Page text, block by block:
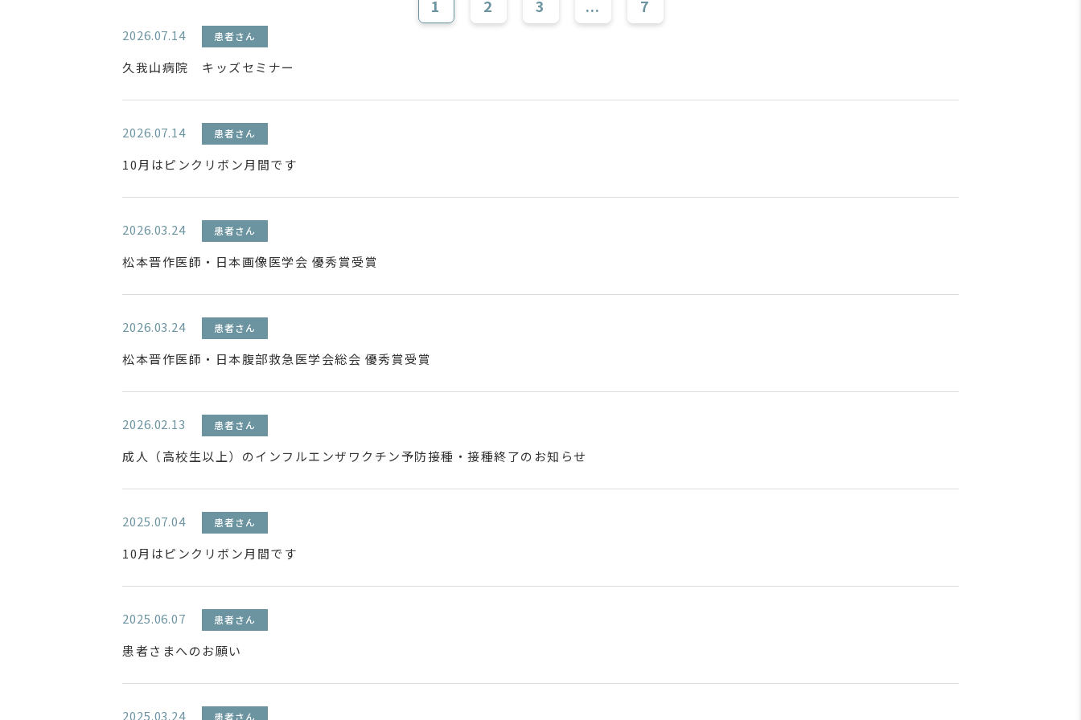
1 2 3 ... 7
2026.07.14 患者さん
久我山病院 キッズセミナー
2026.07.14 患者さん
10月はピンクリボン月間です
2026.03.24 患者さん
松本晋作医師・日本画像医学会 優秀賞受賞
2026.03.24 患者さん
松本晋作医師・日本腹部救急医学会総会 優秀賞受賞
2026.02.13 患者さん
成人（高校生以上）のインフルエンザワクチン予防接種・接種終了のお知らせ
2025.07.04 患者さん
10月はピンクリボン月間です
2025.06.07 患者さん
患者さまへのお願い
2025.03.24 患者さん